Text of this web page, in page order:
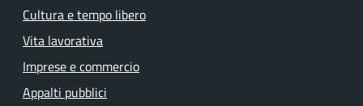
Cultura e tempo libero
Vita lavorativa
Imprese e commercio
Appalti pubblici